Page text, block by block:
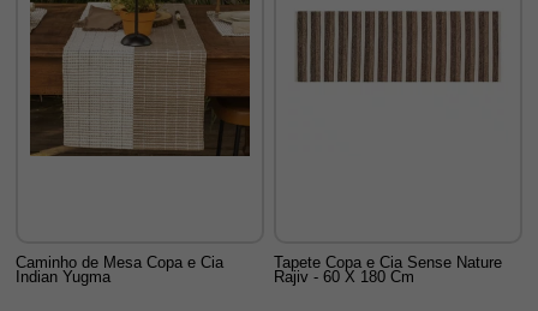
Caminho de Mesa Copa e Cia
Indian Yugma
Tapete Copa e Cia Sense Nature
Rajiv - 60 X 180 Cm